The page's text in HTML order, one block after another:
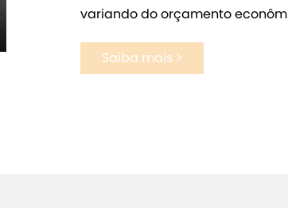
variando do orçamento
Saiba mais >